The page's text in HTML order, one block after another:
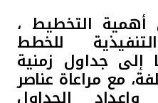
التخطيط ،
للخطط
إلى جداول زمنية
مع مراعاة عناصر